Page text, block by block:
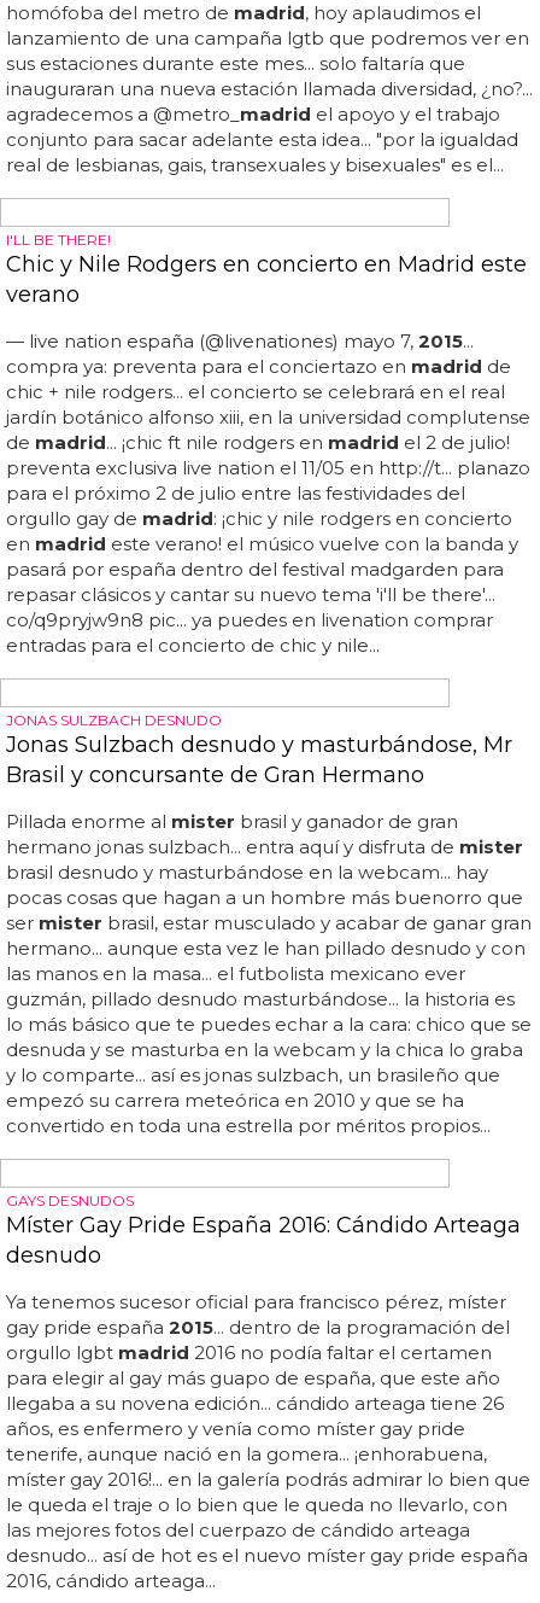
Telemadrid retransmitirá la manifestación del
Orgullo Gay Madrid 2015 en directo por primera
vez
Tras colgar la bandera arcoíris antes que carmena, ahora
resulta que telemadridretransmitirá la manifestación del
orgullo gaymadrid 2015en directo por primera vez...
este sábado por la tarde tele madridemitirá una edición
especial del programa 'aquí en madrid', el magacín que
presentan maría gracia y goyo gonzález, dedicado al
orgullo gaymadrid 2015y retransmitiendo en directo la
manifestación... cristina cifuentes está a tope para
demostrar su apoyo al colectivo lgbt, pese a las críticas
que recibe por formar parte del pp, ese partido político
homófobo... si no puedes ir, ya sabes dónde seguirlo... la
tele se está volviendo loca... ¿cómo te quedas? toros...
ASÍ SÍ
Campaña por la igualdad LGTB en Metro de
Madrid
— metro demadrid(@metro_madrid ) abril 7,2015
arcopoli (@arcopoli) abril 7,2015... próxima estación,
embajadores junto a representantes de arcópoli, cogam
y colegamadrid... después de la desagradabe polémica
homófoba del metro de
sus estaciones durante este mes... solo faltaría que
inauguraran una nueva estación llamada diversidad, ¿no?...
agradecemos a @metro_ madridel apoyo y el trabajo
conjunto para sacar adelante esta idea... "por la igualdad
real de lesbianas, gais, transexuales y bisexuales" es el...